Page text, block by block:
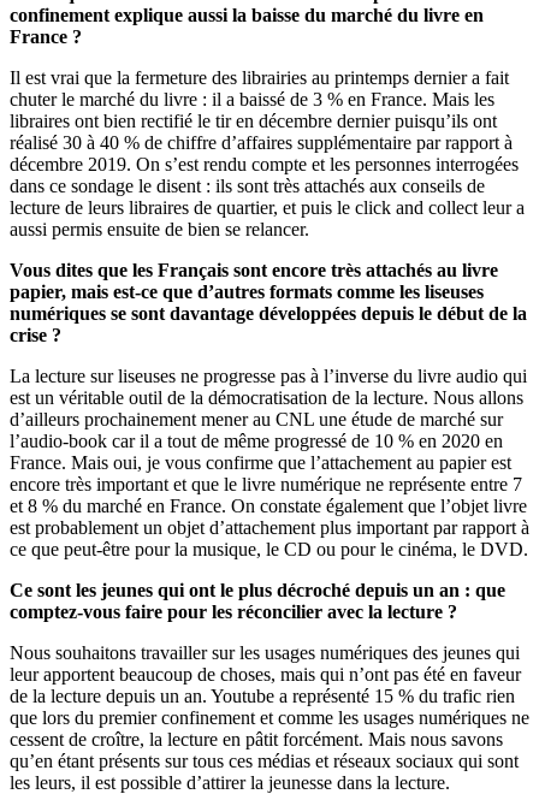
confinement explique aussi la baisse du marché du livre en
France ?
Il est vrai que la fermeture des librairies au printemps dernier a fait
chuter le marché du livre : il a baissé de 3 % en France. Mais les
libraires ont bien rectifié le tir en décembre dernier puisqu’ils ont
réalisé 30 à 40 % de chiffre d’affaires supplémentaire par rapport à
décembre 2019. On s’est rendu compte et les personnes interrogées
dans ce sondage le disent : ils sont très attachés aux conseils de
lecture de leurs libraires de quartier, et puis le click and collect leur a
aussi permis ensuite de bien se relancer.
Vous dites que les Français sont encore très attachés au livre
papier, mais est-ce que d’autres formats comme les liseuses
numériques se sont davantage développées depuis le début de la
crise ?
La lecture sur liseuses ne progresse pas à l’inverse du livre audio qui
est un véritable outil de la démocratisation de la lecture. Nous allons
d’ailleurs prochainement mener au CNL une étude de marché sur
l’audio-book car il a tout de même progressé de 10 % en 2020 en
France. Mais oui, je vous confirme que l’attachement au papier est
encore très important et que le livre numérique ne représente entre 7
et 8 % du marché en France. On constate également que l’objet livre
est probablement un objet d’attachement plus important par rapport à
ce que peut-être pour la musique, le CD ou pour le cinéma, le DVD.
Ce sont les jeunes qui ont le plus décroché depuis un an : que
comptez-vous faire pour les réconcilier avec la lecture ?
Nous souhaitons travailler sur les usages numériques des jeunes qui
leur apportent beaucoup de choses, mais qui n’ont pas été en faveur
de la lecture depuis un an. Youtube a représenté 15 % du trafic rien
que lors du premier confinement et comme les usages numériques ne
cessent de croître, la lecture en pâtit forcément. Mais nous savons
qu’en étant présents sur tous ces médias et réseaux sociaux qui sont
les leurs, il est possible d’attirer la jeunesse dans la lecture.